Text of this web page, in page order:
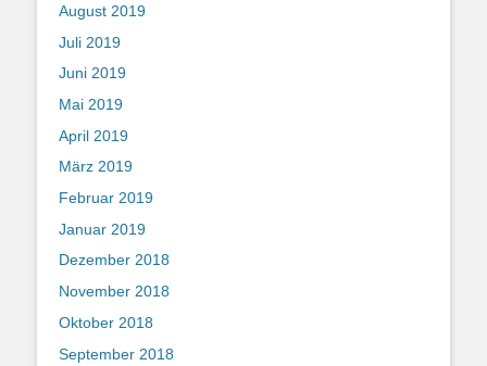
August 2019
Juli 2019
Juni 2019
Mai 2019
April 2019
März 2019
Februar 2019
Januar 2019
Dezember 2018
November 2018
Oktober 2018
September 2018